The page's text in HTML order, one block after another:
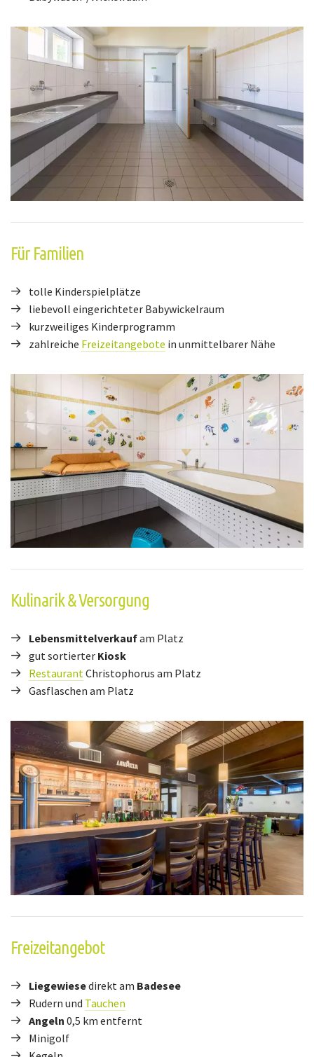
Für Familien
tolle Kinderspielplätze
liebevoll eingerichteter Babywickelraum
kurzweiliges Kinderprogramm
zahlreiche Freizeitangebote in unmittelbarer Nähe
Kulinarik & Versorgung
Lebensmittelverkaufam Platz
gut sortierter Kiosk
RestaurantChristophorus am Platz
Gasflaschen am Platz
Freizeitangebot
Liegewiesedirekt am Badesee
Rudern und Tauchen
Angeln 0,5 km entfernt
Minigolf